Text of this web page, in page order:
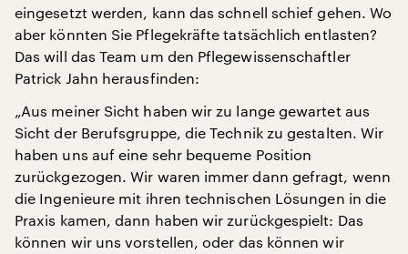
eingesetzt werden, kann das schnell schief gehen. Wo
aber könnten Sie Pflegekräfte tatsächlich entlasten?
Das will das Team um den Pflegewissenschaftler
Patrick Jahn herausfinden:
„Aus meiner Sicht haben wir zu lange gewartet aus
Sicht der Berufsgruppe, die Technik zu gestalten. Wir
haben uns auf eine sehr bequeme Position
zurückgezogen. Wir waren immer dann gefragt, wenn
die Ingenieure mit ihren technischen Lösungen in die
Praxis kamen, dann haben wir zurückgespielt: Das
können wir uns vorstellen, oder das können wir